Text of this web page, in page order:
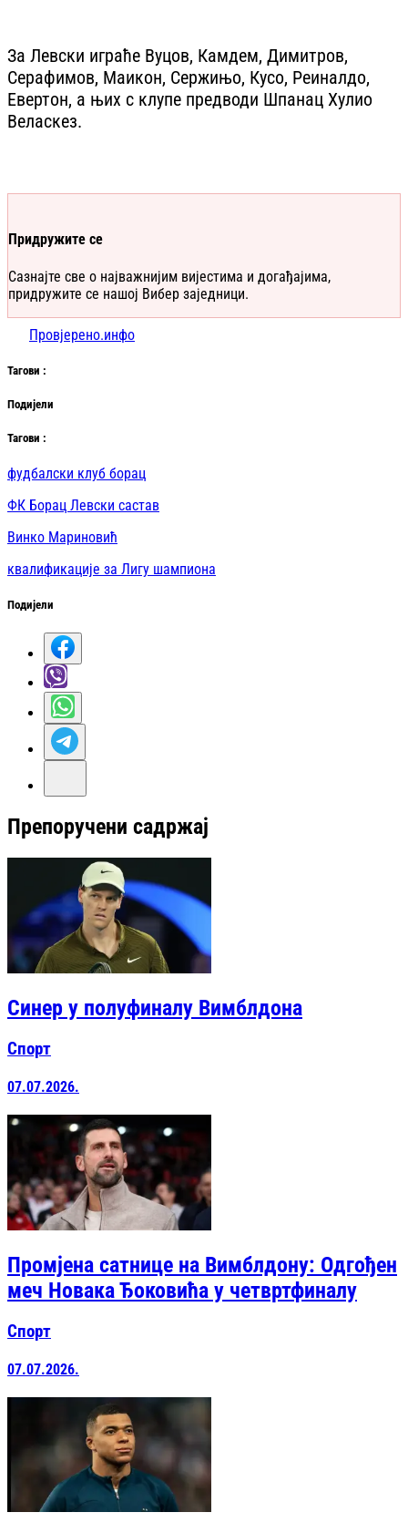
За Левски играће Вуцов, Камдем, Димитров,
Серафимов, Маикон, Сержињо, Кусо, Реиналдо,
Евертон, а њих с клупе предводи Шпанац Хулио
Веласкез.
Придружите се
Сазнајте све о најважнијим вијестима и догађајима,
придружите се нашој Вибер заједници.
Провјерено.инфо
Тагови :
Подијели
Тагови :
фудбалски клуб борац
ФК Борац Левски састав
Винко Мариновић
квалификације за Лигу шампиона
Подијели
Препоручени садржај
Синер у полуфиналу Вимблдона
Спорт
07.07.2026.
Промјена сатнице на Вимблдону: Одгођен
меч Новака Ђоковића у четвртфиналу
Спорт
07.07.2026.